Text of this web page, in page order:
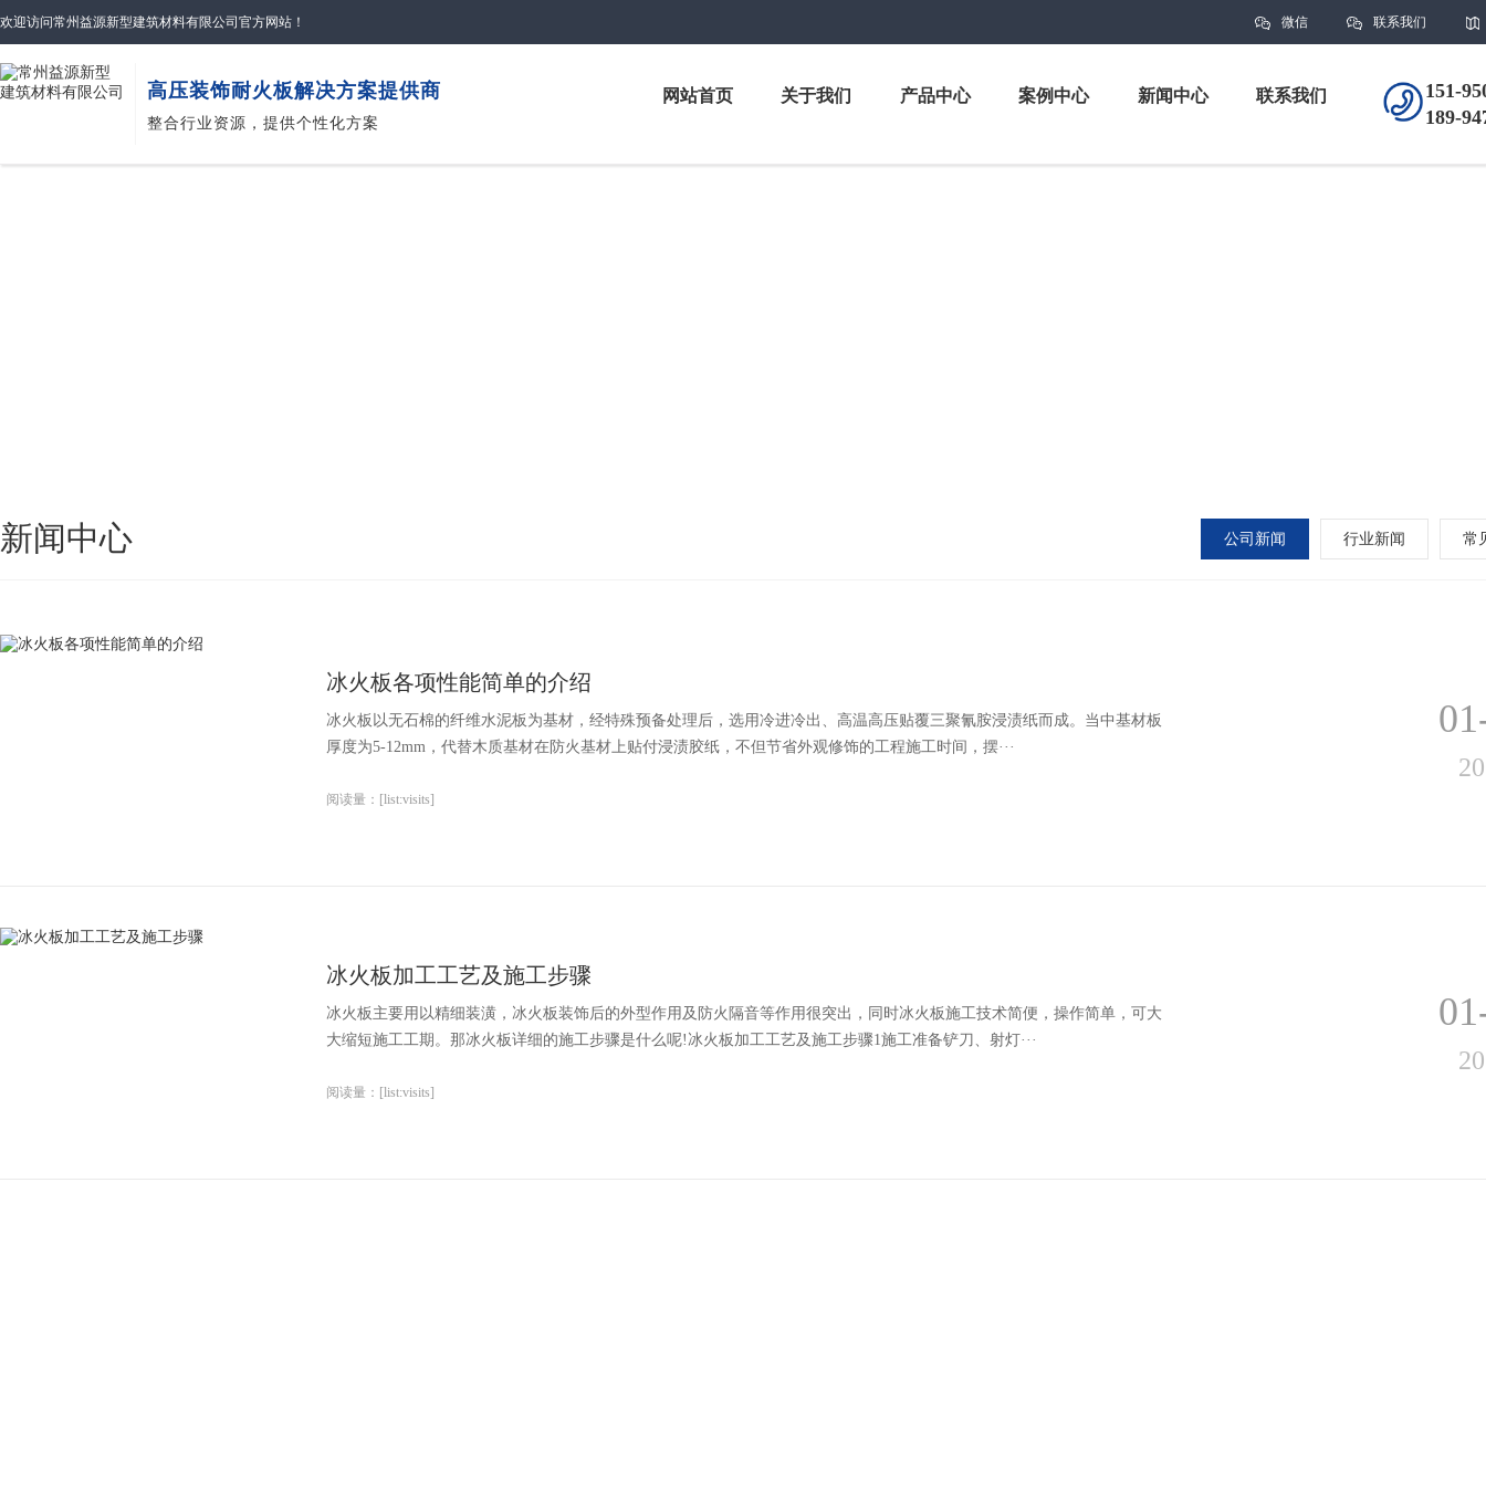
欢迎访问常州益源新型建筑材料有限公司官方网站！ 微信 联系我们
高压装饰耐火板解决方案提供商
整合行业资源，提供个性化方案
151-
189-
网站首页 关于我们 产品中心 案例中心 新闻中心 联系我们
新闻中心 公司新闻 行业新闻 常
冰火板各项性能简单的介绍
冰火板以无石棉的纤维水泥板为基材，经特殊预备处理后，选用冷进冷出、高温高压贴覆三聚氰胺浸渍纸而成。当中基材板
厚度为5-12mm，代替木质基材在防火基材上贴付浸渍胶纸，不但节省外观修饰的工程施工时间，摆···
阅读量：[list:visits]
冰火板加工工艺及施工步骤
冰火板主要用以精细装潢，冰火板装饰后的外型作用及防火隔音等作用很突出，同时冰火板施工技术简便，操作简单，可大
大缩短施工工期。那冰火板详细的施工步骤是什么呢!冰火板加工工艺及施工步骤1施工准备铲刀、射灯···
阅读量：[list:visits]